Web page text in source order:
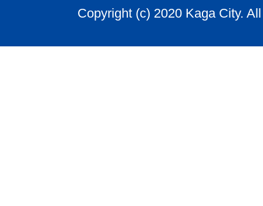
Copyright (c) 2020 Kaga City.